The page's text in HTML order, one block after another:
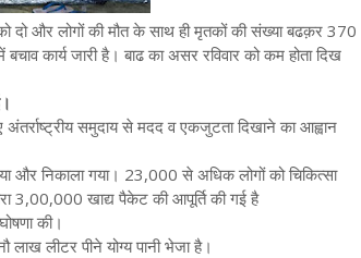
दो और लोगों की मौत के साथ ही मृतकों की संख्या बढक़र 370
कार्य जारी है। बाढ का असर रविवार को कम होता दिख
समुदाय से मदद व एकजुटता दिखाने का आह्वान
और निकाला गया। 23,000 से अधिक लोगों को चिकित्सा
3,00,000 खाद्य पैकेट की आपूर्ति की गई है
की।
लीटर पीने योग्य पानी भेजा है।